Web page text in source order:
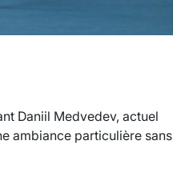
Daniil Medvedev, actuel
ambiance particulière sans